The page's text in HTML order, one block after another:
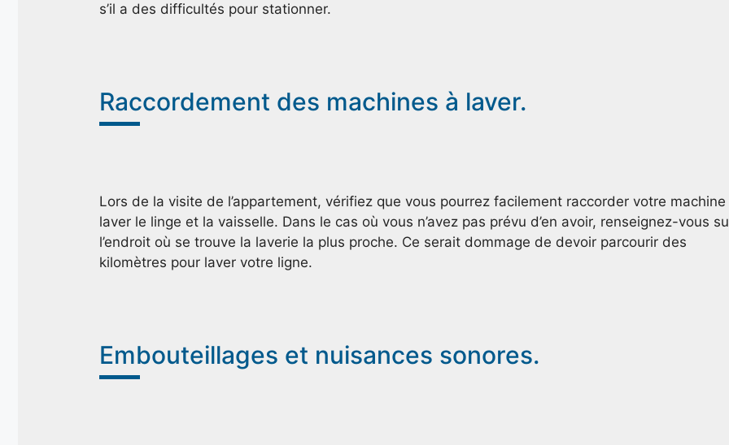
s’il a des difficultés pour stationner.
Raccordement des machines à laver.
Lors de la visite de l’appartement, vérifiez que vous pourrez facilement raccorder votre machine
laver le linge et la vaisselle. Dans le cas où vous n’avez pas prévu d’en avoir, renseignez-vous
l’endroit où se trouve la laverie la plus proche. Ce serait dommage de devoir parcourir des
kilomètres pour laver votre ligne.
Embouteillages et nuisances sonores.